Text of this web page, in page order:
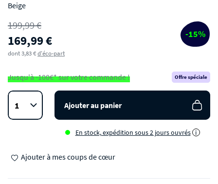
LIPALI
Table basse effet travertin et bois 100x60cm
Beige
199,99 €
169,99 € -15%
dont 3,83 €d'éco-part
Jusqu'à -100€* sur votre commande ! Offre spéciale
Ajouter au panier
En stock, expédition sous 2 jours ouvrés i
Ajouter à mes coups de cœur